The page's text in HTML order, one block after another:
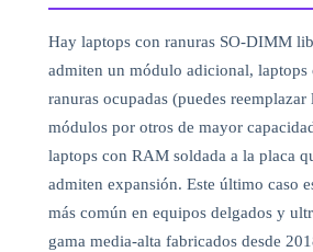
Hay laptops con ranuras SO-DIMM
admiten un módulo adicional, laptops
ranuras ocupadas (puedes reemplazar
módulos por otros de mayor
laptops con RAM soldada a la placa
admiten expansión. Este último caso
más común en equipos delgados y
gama media-alta fabricados desde